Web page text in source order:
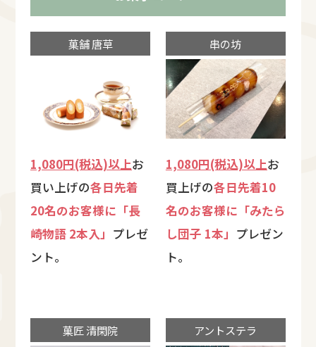
菓舗 唐草
1,080円(税込)以上お
買い上げの各日先着
20名のお客様に「長
崎物語 2本入」 プレゼ
ント。
串の坊
1,080円(税込)以上お
買上げの各日先着10
名のお客様に「みたら
し団子 1本」 プレゼン
ト。
菓匠 清閑院 アントステラ